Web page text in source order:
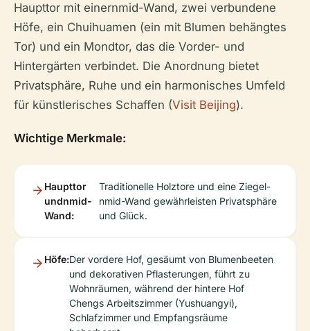
Haupttor mit einernmid-Wand, zwei verbundene
Höfe, ein Chuihuamen (ein mit Blumen behängtes
Tor) und ein Mondtor, das die Vorder- und
Hintergärten verbindet. Die Anordnung bietet
Privatsphäre, Ruhe und ein harmonisches Umfeld
für künstlerisches Schaffen (Visit Beijing).
Wichtige Merkmale:
Haupttor
undnmid-
Wand:
Traditionelle Holztore und eine Ziegel-
nmid-Wand gewährleisten Privatsphäre
und Glück.
Höfe:Der vordere Hof, gesäumt von Blumenbeeten
und dekorativen Pflasterungen, führt zu
Wohnräumen, während der hintere Hof
Chengs Arbeitszimmer (Yushuangyi),
Schlafzimmer und Empfangsräume